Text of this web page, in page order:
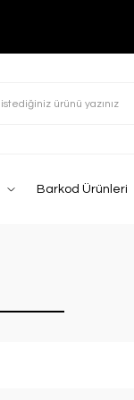
Barkod Ürünleri